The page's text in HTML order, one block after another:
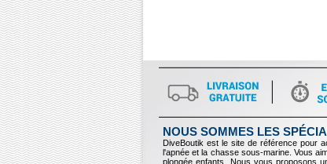
NOUS SOMMES LES
DiveBoutik est le site de référence pour
l'apnée et la chasse sous-marine. Vous
plongée enfants. Nous vous proposons